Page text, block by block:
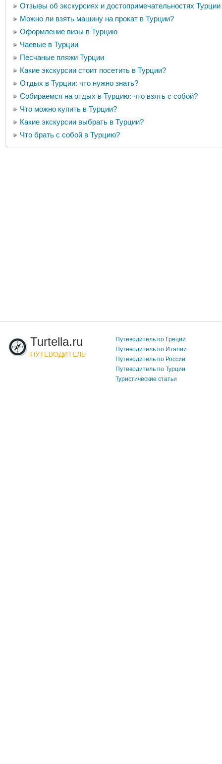
Отзывы об экскурсиях и достопримечательностях Турции
Можно ли взять машину на прокат в Турции?
Оформление визы в Турцию
Чаевые в Турции
Песчаные пляжи Турции
Какие экскурсии стоит посетить в Турции?
Отдых в Турции: что нужно знать?
Собираемся на отдых в Турцию: что взять с собой?
Что можно купить в Турции?
Какие экскурсии выбрать в Турции?
Что брать с собой в Турцию?
Turtella.ru
ПУТЕВОДИТЕЛЬ
Путеводитель по Греции
Путеводитель по Италии
Путеводитель по России
Путеводитель по Турции
Туристические статьи